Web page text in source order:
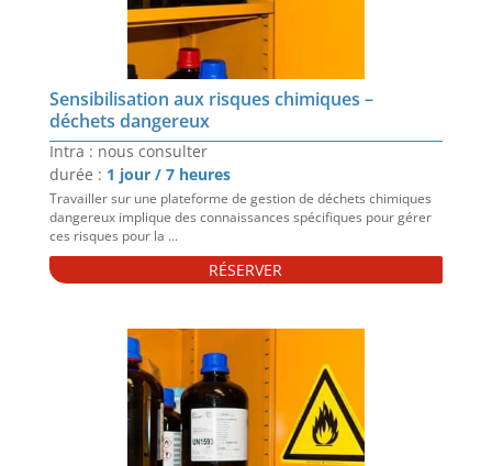
Sensibilisation aux risques chimiques –
déchets dangereux
Intra : nous consulter
durée : 1 jour / 7 heures
Travailler sur une plateforme de gestion de déchets chimiques
dangereux implique des connaissances spécifiques pour gérer
ces risques pour la ...
RÉSERVER